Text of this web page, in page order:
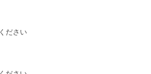
ださい